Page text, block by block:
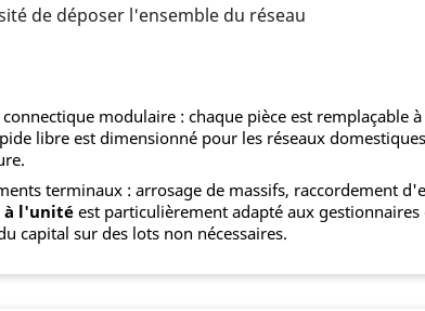
de déposer l'ensemble du réseau
modulaire : chaque pièce est remplaçable
libre est dimensionné pour les réseaux
terminaux : arrosage de massifs, raccordement
à l'unitéest particulièrement adapté aux gestionnaires
capital sur des lots non nécessaires.